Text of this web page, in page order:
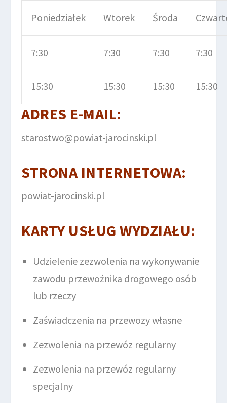
Poniedziałek Wtorek Środa
7:30
15:30
7:30
15:30
7:30
15:30
7:30
15:30
ADRES E-MAIL:
starostwo@powiat-jarocinski.pl
STRONA INTERNETOWA:
powiat-jarocinski.pl
KARTY USŁUG WYDZIAŁU:
Udzielenie zezwolenia na wykonywanie
zawodu przewoźnika drogowego osób
lub rzeczy
Zaświadczenia na przewozy własne
Zezwolenia na przewóz regularny
Zezwolenia na przewóz regularny
specjalny